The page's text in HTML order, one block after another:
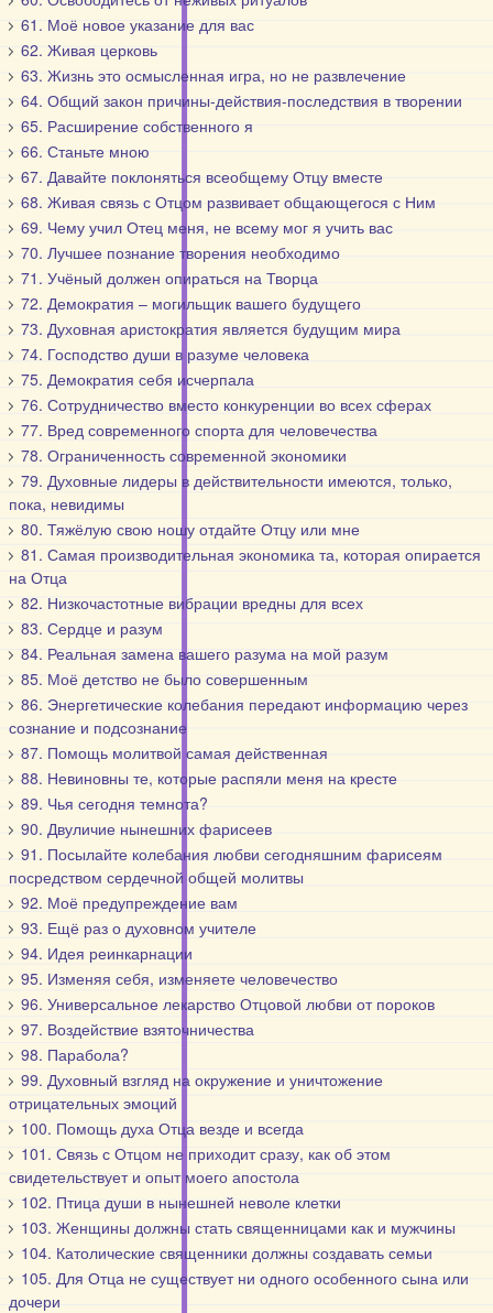
61. Моё новое указание для вас
62. Живая церковь
63. Жизнь это осмысленная игра, но не развлечение
64. Общий закон причины-действия-последствия в творении
65. Расширение собственного я
66. Станьте мною
67. Давайте поклоняться всеобщему Отцу вместе
68. Живая связь с Отцом развивает общающегося с Ним
69. Чему учил Отец меня, не всему мог я учить вас
70. Лучшее познание творения необходимо
71. Учёный должен опираться на Творца
72. Демократия – могильщик вашего будущего
73. Духовная аристократия является будущим мира
74. Господство души в разуме человека
75. Демократия себя исчерпала
76. Сотрудничество вместо конкуренции во всех сферах
77. Вред современного спорта для человечества
78. Ограниченность современной экономики
79. Духовные лидеры в действительности имеются, только,
пока, невидимы
80. Тяжёлую свою ношу отдайте Отцу или мне
81. Самая производительная экономика та, которая опирается
на Отца
82. Низкочастотные вибрации вредны для всех
83. Сердце и разум
84. Реальная замена вашего разума на мой разум
85. Моё детство не было совершенным
86. Энергетические колебания передают информацию через
сознание и подсознание
87. Помощь молитвой самая действенная
88. Невиновны те, которые распяли меня на кресте
89. Чья сегодня темнота?
90. Двуличие нынешних фарисеев
91. Посылайте колебания любви сегодняшним фарисеям
посредством сердечной общей молитвы
92. Моё предупреждение вам
93. Ещё раз о духовном учителе
94. Идея реинкарнации
95. Изменяя себя, изменяете человечество
96. Универсальное лекарство Отцовой любви от пороков
97. Воздействие взяточничества
98. Парабола?
99. Духовный взгляд на окружение и уничтожение
отрицательных эмоций
100. Помощь духа Отца везде и всегда
101. Связь с Отцом не приходит сразу, как об этом
свидетельствует и опыт моего апостола
102. Птица души в нынешней неволе клетки
103. Женщины должны стать священницами как и мужчины
104. Католические священники должны создавать семьи
105. Для Отца не существует ни одного особенного сына или
дочери